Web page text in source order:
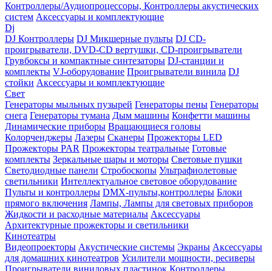
Контроллеры/Аудиопроцессоры, Контроллеры акустических
систем Аксессуары и комплектующие
Dj
DJ Контроллеры DJ Микшерные пульты DJ CD-
проигрыватели, DVD-CD вертушки, CD-проигрыватели
Грувбоксы и компактные синтезаторы DJ-станции и
комплекты VJ-оборудование Проигрыватели винила DJ
стойки Аксессуары и комплектующие
Свет
Генераторы мыльных пузырей Генераторы пены Генераторы
снега Генераторы тумана Дым машины Конфетти машины
Динамические приборы Вращающиеся головы
Колорченджеры Лазеры Сканеры Прожекторы LED
Прожекторы PAR Прожекторы театральные Готовые
комплекты Зеркальные шары и моторы Световые пушки
Светодиодные панели Стробоскопы Ультрафиолетовые
светильники Интеллектуальное световое оборудование
Пульты и контроллеры DMX-пульты,контроллеры Блоки
прямого включения Лампы, Лампы для световых приборов
Жидкости и расходные материалы Аксессуары
Архитектурные прожекторы и светильники
Кинотеатры
Видеопроекторы Акустические системы Экраны Аксессуары
для домашних кинотеатров Усилители мощности, ресиверы
Проигрыватели виниловых пластинок Контроллеры